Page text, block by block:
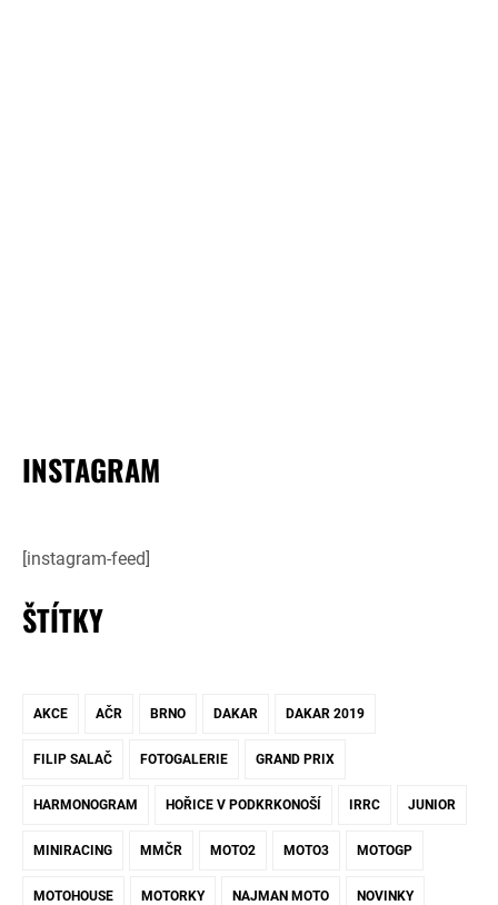
INSTAGRAM
[instagram-feed]
ŠTÍTKY
AKCE AČR BRNO DAKAR DAKAR 2019
FILIP SALAČ FOTOGALERIE GRAND PRIX
HARMONOGRAM HOŘICE V PODKRKONOŠÍ IRRC JUNIOR
MINIRACING MMČR MOTO2 MOTO3 MOTOGP
MOTOHOUSE MOTORKY NAJMAN MOTO NOVINKY